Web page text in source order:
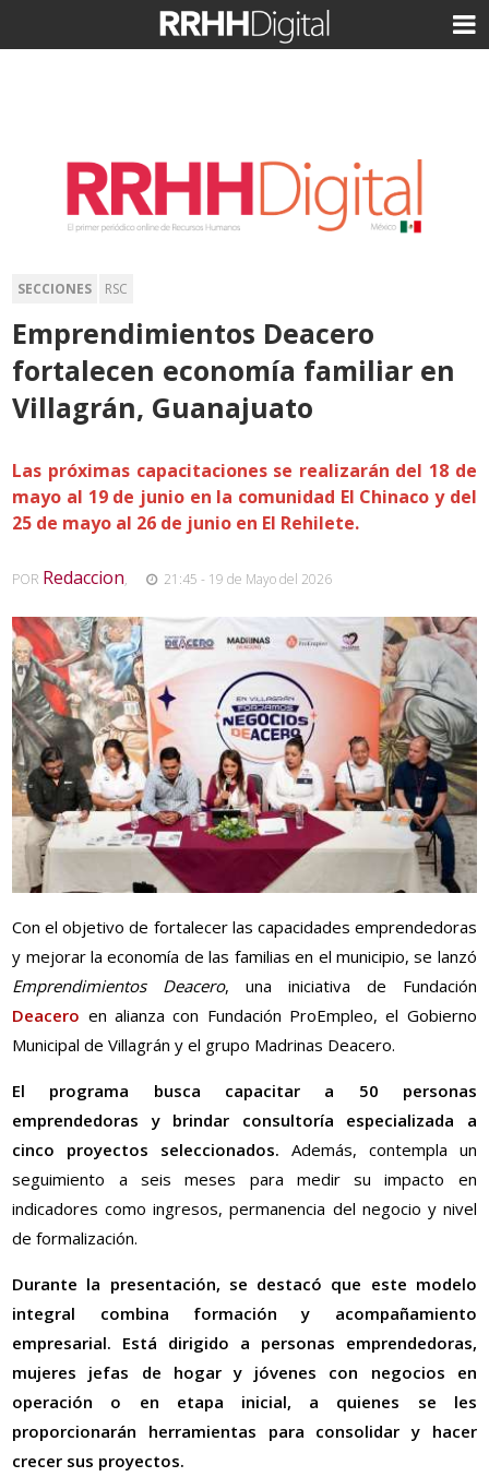
SECCIONES RSC
Emprendimientos Deacero
fortalecen economía familiar en
Villagrán, Guanajuato
Las próximas capacitaciones se realizarán del 18 de
mayo al 19 de junio en la comunidad El Chinaco y del
25 de mayo al 26 de junio en El Rehilete.
POR Redaccion, 21:45 - 19 de Mayo del 2026
Con el objetivo de fortalecer las capacidades emprendedoras
y mejorar la economía de las familias en el municipio, se lanzó
Emprendimientos Deacero, una iniciativa de Fundación
Deacero en alianza con Fundación ProEmpleo, el Gobierno
Municipal de Villagrán y el grupo Madrinas Deacero.
El programa busca capacitar a 50 personas
emprendedoras y brindar consultoría especializada a
cinco proyectos seleccionados. Además, contempla un
seguimiento a seis meses para medir su impacto en
indicadores como ingresos, permanencia del negocio y nivel
de formalización.
Durante la presentación, se destacó que este modelo
integral combina formación y acompañamiento
empresarial. Está dirigido a personas emprendedoras,
mujeres jefas de hogar y jóvenes con negocios en
operación o en etapa inicial, a quienes se les
proporcionarán herramientas para consolidar y hacer
crecer sus proyectos.